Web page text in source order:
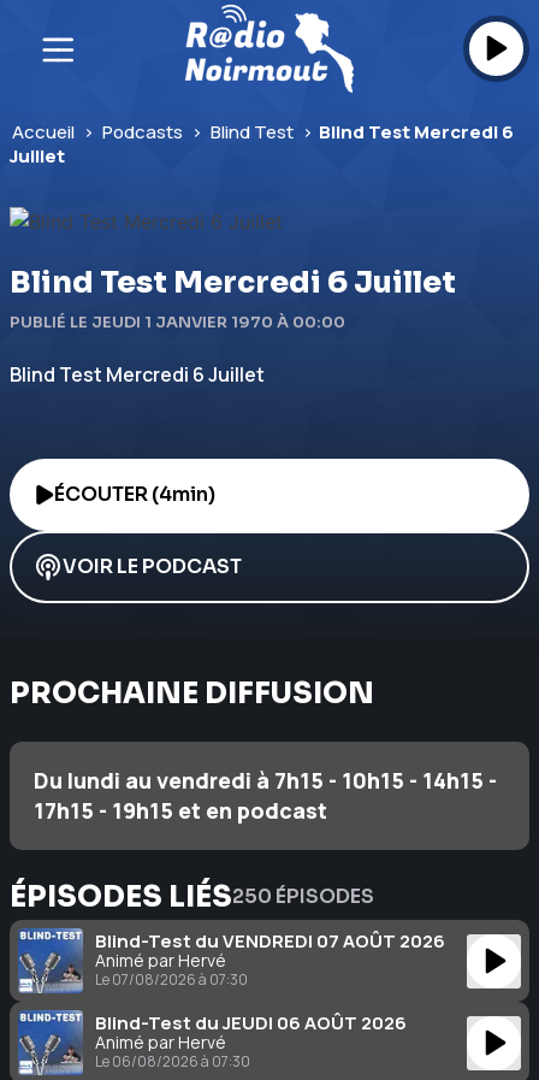
Accueil > Podcasts > Blind Test > Blind Test Mercredi 6
Juillet
Blind Test Mercredi 6 Juillet
PUBLIÉ LE JEUDI 1 JANVIER 1970 À 00:00
Blind Test Mercredi 6 Juillet
ÉCOUTER (4min)
VOIR LE PODCAST
PROCHAINE DIFFUSION
Du lundi au vendredi à 7h15 - 10h15 - 14h15 -
17h15 - 19h15 et en podcast
ÉPISODES LIÉS250 ÉPISODES
Blind-Test du VENDREDI 07 AOÛT 2026
Animé par Hervé
Le 07/08/2026 à 07:30
Blind-Test du JEUDI 06 AOÛT 2026
Animé par Hervé
Le 06/08/2026 à 07:30